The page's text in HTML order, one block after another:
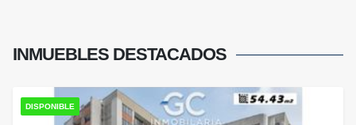
INMUEBLES DESTACADOS
DISPONIBLE